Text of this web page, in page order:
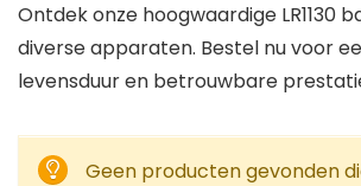
Ontdek onze hoogwaardige LR1130
diverse apparaten. Bestel nu voor
levensduur en betrouwbare
Geen producten gevonden